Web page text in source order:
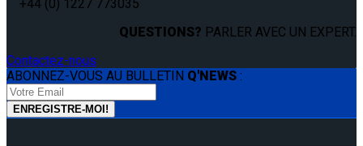
+44 (0) 1227 773035
QUESTIONS? PARLER AVEC UN EXPERT.
Contactez-nous
ABONNEZ-VOUS AU BULLETIN Q'NEWS :